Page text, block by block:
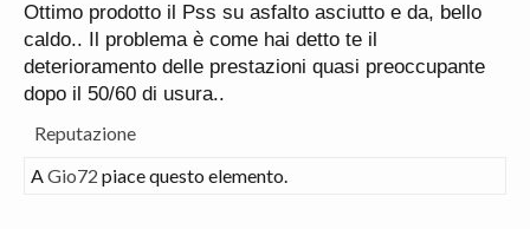
Ottimo prodotto il Pss su asfalto asciutto e da, bello
caldo.. Il problema è come hai detto te il
deterioramento delle prestazioni quasi preoccupante
dopo il 50/60 di usura..
Reputazione
AGio72 piace questo elemento.